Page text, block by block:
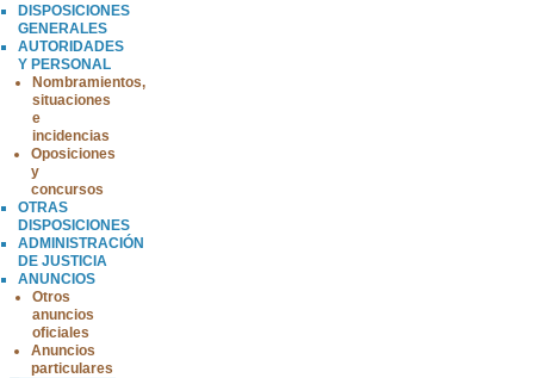
DISPOSICIONES
GENERALES
AUTORIDADES
Y PERSONAL
Nombramientos,
situaciones
e
incidencias
Oposiciones
y
concursos
OTRAS
DISPOSICIONES
ADMINISTRACIÓN
DE JUSTICIA
ANUNCIOS
Otros
anuncios
oficiales
Anuncios
particulares